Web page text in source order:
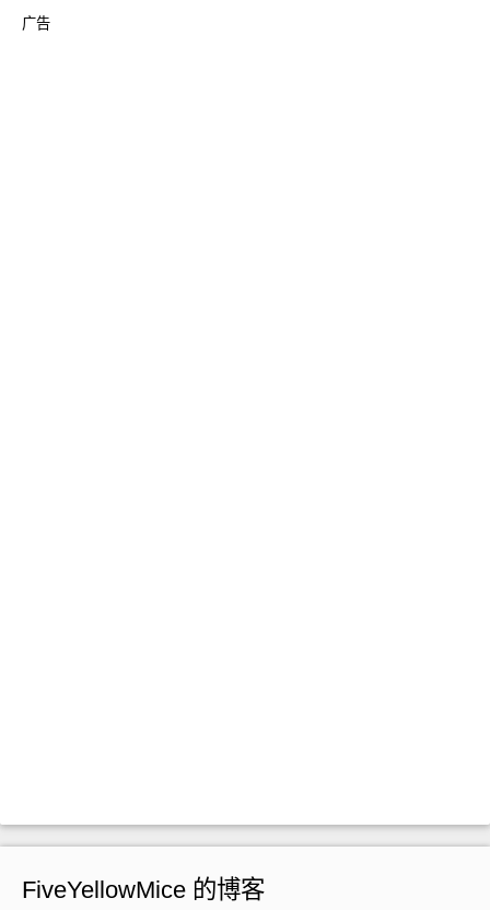
广告
FiveYellowMice 的博客